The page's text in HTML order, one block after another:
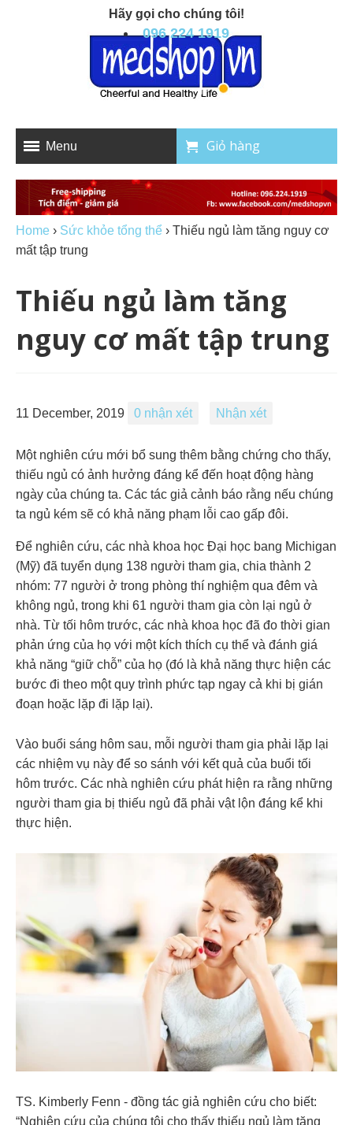
Menu Giỏ hàng
Hãy gọi cho chúng tôi!
096 224 1919
Home › Sức khỏe tổng thể › Thiếu ngủ làm tăng nguy cơ
mất tập trung
Thiếu ngủ làm tăng
nguy cơ mất tập trung
11 December, 2019 0 nhận xét Nhận xét
Một nghiên cứu mới bổ sung thêm bằng chứng cho thấy,
thiếu ngủ có ảnh hưởng đáng kể đến hoạt động hàng
ngày của chúng ta. Các tác giả cảnh báo rằng nếu chúng
ta ngủ kém sẽ có khả năng phạm lỗi cao gấp đôi.
Để nghiên cứu, các nhà khoa học Đại học bang Michigan
(Mỹ) đã tuyển dụng 138 người tham gia, chia thành 2
nhóm: 77 người ở trong phòng thí nghiệm qua đêm và
không ngủ, trong khi 61 người tham gia còn lại ngủ ở
nhà. Từ tối hôm trước, các nhà khoa học đã đo thời gian
phản ứng của họ với một kích thích cụ thể và đánh giá
khả năng “giữ chỗ” của họ (đó là khả năng thực hiện các
bước đi theo một quy trình phức tạp ngay cả khi bị gián
đoạn hoặc lặp đi lặp lại).
Vào buổi sáng hôm sau, mỗi người tham gia phải lặp lại
các nhiệm vụ này để so sánh với kết quả của buổi tối
hôm trước. Các nhà nghiên cứu phát hiện ra rằng những
người tham gia bị thiếu ngủ đã phải vật lộn đáng kể khi
thực hiện.
TS. Kimberly Fenn - đồng tác giả nghiên cứu cho biết:
“Nghiên cứu của chúng tôi cho thấy thiếu ngủ làm tăng